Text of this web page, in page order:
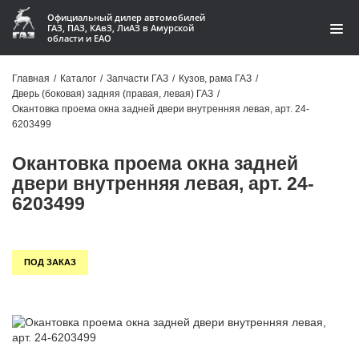
Официальный дилер автомобилей
ГАЗ, ПАЗ, КАвЗ, ЛиАЗ в Амурской
области и ЕАО
Акции
Контакты
Доставка
Гарантии
Автомобили
Главная / Каталог / Запчасти ГАЗ / Кузов, рама ГАЗ /
Дверь (боковая) задняя (правая, левая) ГАЗ /
Окантовка проема окна задней двери внутренняя левая, арт. 24-
6203499
Окантовка проема окна задней
двери внутренняя левая, арт. 24-
6203499
ПОД ЗАКАЗ